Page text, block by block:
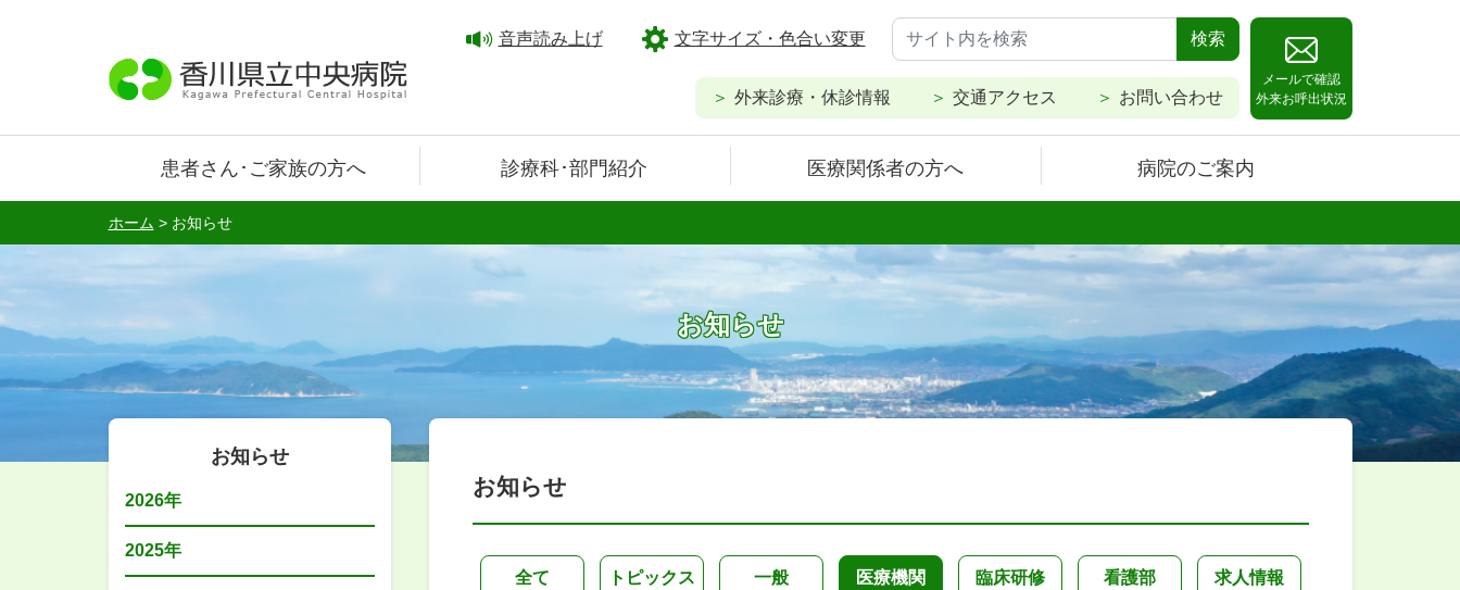
音声読み上げ 文字サイズ・色合い変更 検索
外来診療・休診情報 交通アクセス お問い合わせ
メールで確認
外来お呼出状況
患者さん･ご家族の方へ 診療科･部門紹介 医療関係者の方へ 病院のご案内
ホーム > お知らせ
お知らせ
お知らせ
全て トピックス 一般 医療機関 臨床研修 看護部 求人情報
お知らせ
2026年
2025年